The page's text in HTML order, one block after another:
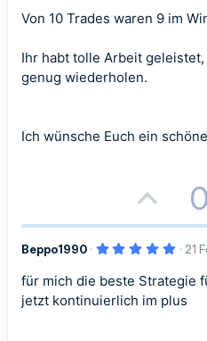
t
i
m
Von 10 Trades waren 9 im
Ihr habt tolle Arbeit
genug wiederholen.
Ich wünsche Euch ein
o
s
i
0
Beppo1990
5
0
S
t
21
für mich die beste Strategie
jetzt kontinuierlich im plus